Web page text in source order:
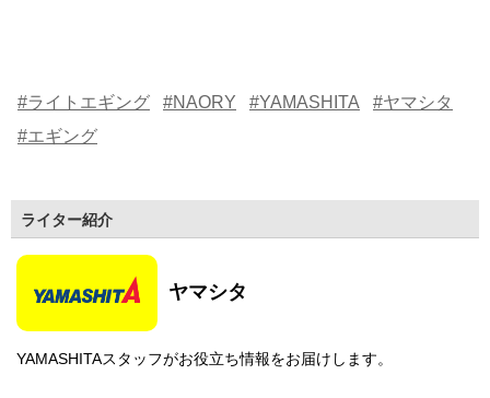
#ライトエギング #NAORY #YAMASHITA
#ヤマシタ
#エギング
ライター紹介
ヤマシタ
YAMASHITAスタッフがお役立ち情報をお届けします。